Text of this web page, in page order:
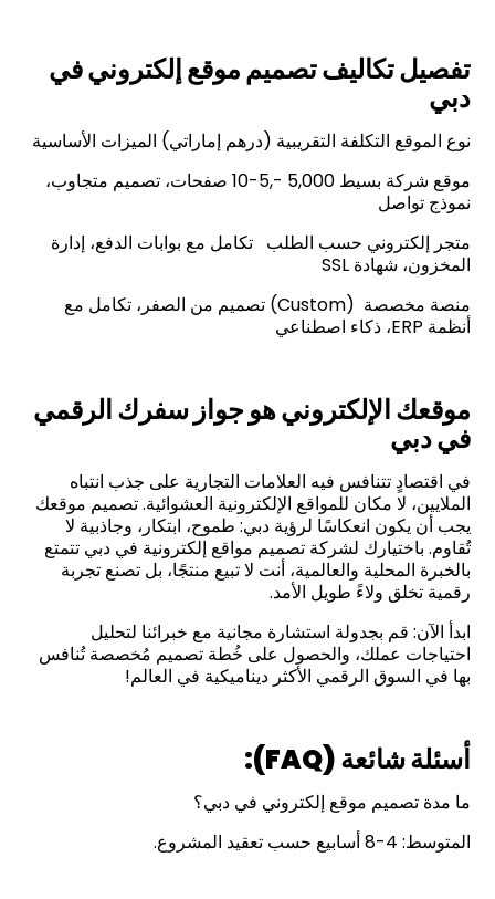
تفصيل تكاليف تصميم موقع إلكتروني في
دبي
نوع الموقع التكلفة التقريبية (درهم إماراتي) الميزات الأساسية
موقع شركة بسيط 5,000 -,5-10 صفحات، تصميم متجاوب،
نموذج تواصل
متجر إلكتروني حسب الطلب تكامل مع بوابات الدفع، إدارة
المخزون، شهادة SSL
منصة مخصصة (Custom) تصميم من الصفر، تكامل مع
أنظمة ERP، ذكاء اصطناعي
موقعك الإلكتروني هو جواز سفرك الرقمي
في دبي
في اقتصادٍ تتنافس فيه العلامات التجارية على جذب انتباه
الملايين، لا مكان للمواقع الإلكترونية العشوائية. تصميم موقعك
يجب أن يكون انعكاسًا لرؤية دبي: طموح، ابتكار، وجاذبية لا
تُقاوم. باختيارك لشركة تصميم مواقع إلكترونية في دبي تتمتع
بالخبرة المحلية والعالمية، أنت لا تبيع منتجًا، بل تصنع تجربة
رقمية تخلق ولاءً طويل الأمد.
ابدأ الآن: قم بجدولة استشارة مجانية مع خبرائنا لتحليل
احتياجات عملك، والحصول على خُطة تصميم مُخصصة تُنافس
بها في السوق الرقمي الأكثر ديناميكية في العالم!
أسئلة شائعة(FAQ):
ما مدة تصميم موقع إلكتروني في دبي؟
المتوسط: 4-8 أسابيع حسب تعقيد المشروع.